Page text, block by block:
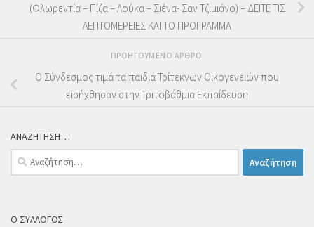
(Φλωρεντία – Πίζα – Λούκα – Σιένα- Σαν Τζιμιάνο) – ΔΕΙΤΕ ΤΙΣ
ΛΕΠΤΟΜΕΡΕΙΕΣ ΚΑΙ ΤΟ ΠΡΟΓΡΑΜΜΑ
ΠΡΟΗΓΟΎΜΕΝΟ ΆΡΘΡΟ
Ο Σύνδεσμος τιμά τα παιδιά Τρίτεκνων Οικογενειών που
εισήχθησαν στην Τριτοβάθμια Εκπαίδευση
ΑΝΑΖΗΤΗΣΗ…
Αναζήτηση
για:
Ο ΣΥΛΛΟΓΟΣ